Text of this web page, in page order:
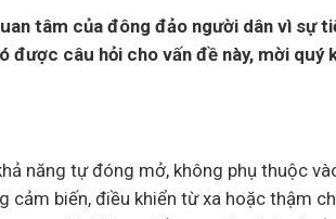
tâm của đông đảo người dân vì sự
câu hỏi cho vấn đề này, mời quý
năng tự đóng mở, không phụ thuộc
biến, điều khiển từ xa hoặc thậm